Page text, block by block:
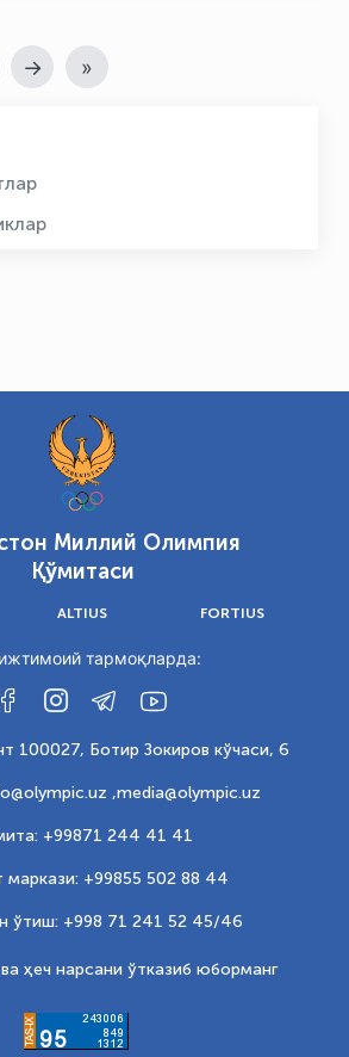
→ »
Миллий Олимпия
Қўмитаси
ALTIUS FORTIUS
тармоқларда:
100027, Ботир Зокиров кўчаси, 6
,media@olympic.uz
+99871 244 41 41
маркази: +99855 502 88 44
ўтиш: +998 71 241 52 45/46
ҳеч нарсани ўтказиб юборманг